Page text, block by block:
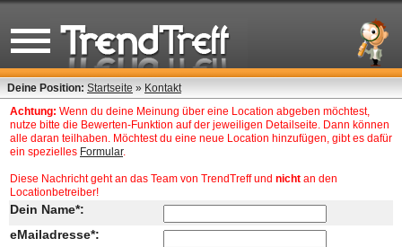
Deine Position: Startseite » Kontakt
Achtung: Wenn du deine Meinung über eine Location abgeben möchtest,
nutze bitte die Bewerten-Funktion auf der jeweiligen Detailseite. Dann können
alle daran teilhaben. Möchtest du eine neue Location hinzufügen, gibt es dafür
ein spezielles Formular.
Diese Nachricht geht an das Team von TrendTreff und nicht an den
Locationbetreiber!
Dein Name*:
eMailadresse*: